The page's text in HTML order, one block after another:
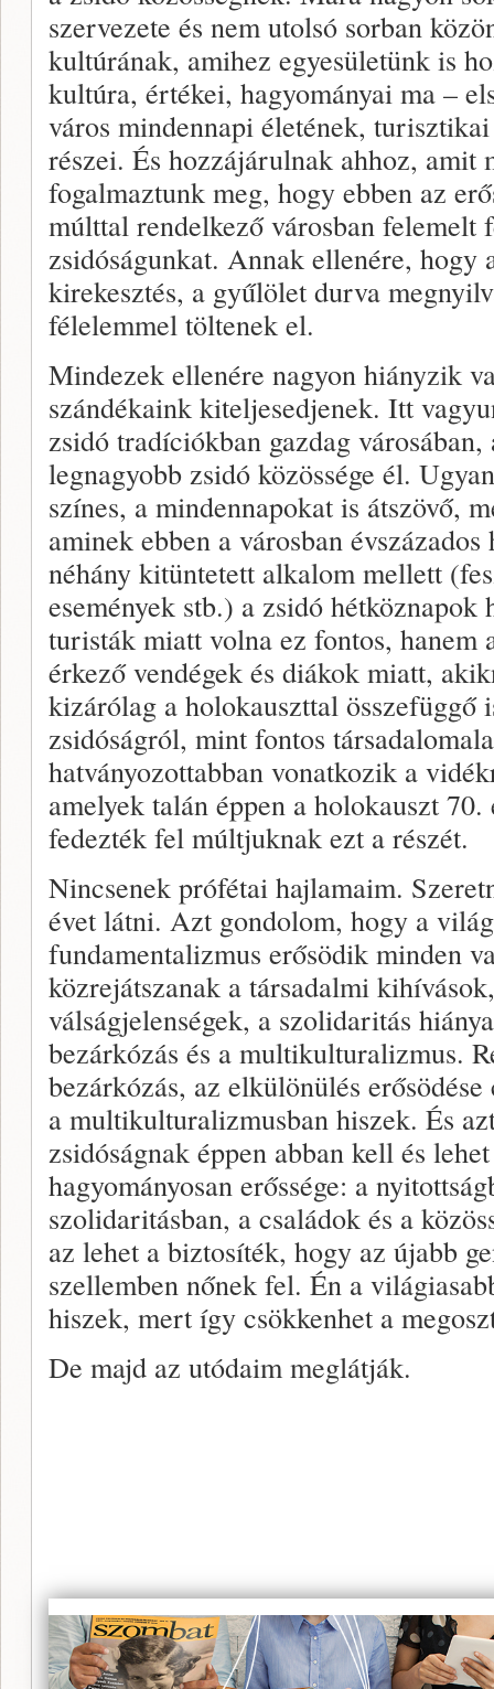
szervezete és nem utolsó sorban
kultúrának, amihez egyesületünk is
kultúra, értékei, hagyományai ma –
város mindennapi életének,
részei. És hozzájárulnak ahhoz, amit
fogalmaztunk meg, hogy ebben az
múlttal rendelkező városban felemelt
zsidóságunkat. Annak ellenére, hogy
kirekesztés, a gyűlölet durva
félelemmel töltenek el.
Mindezek ellenére nagyon hiányzik
szándékaink kiteljesedjenek. Itt
zsidó tradíciókban gazdag
legnagyobb zsidó közössége él.
színes, a mindennapokat is átszövő,
aminek ebben a városban
néhány kitüntetett alkalom mellett
események stb.) a zsidó hétköznapok
turisták miatt volna ez fontos, hanem
érkező vendégek és diákok miatt,
kizárólag a holokauszttal összefüggő
zsidóságról, mint fontos
hatványozottabban vonatkozik a
amelyek talán éppen a holokauszt
fedezték fel múltjuknak ezt a részét.
Nincsenek prófétai hajlamaim.
évet látni. Azt gondolom, hogy a
fundamentalizmus erősödik minden
közrejátszanak a társadalmi
válságjelenségek, a szolidaritás
bezárkózás és a multikulturalizmus.
bezárkózás, az elkülönülés
a multikulturalizmusban hiszek. És
zsidóságnak éppen abban kell és
hagyományosan erőssége: a
szolidaritásban, a családok és a
az lehet a biztosíték, hogy az újabb
szellemben nőnek fel. Én a
hiszek, mert így csökkenhet a
De majd az utódaim meglátják.